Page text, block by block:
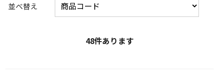
並べ替え
48件あります